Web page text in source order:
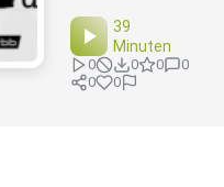
39
Minuten
0 0 0
0
0
0